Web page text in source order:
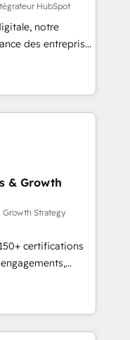
vos objectifs
comprenons
structuration de
HubSpot
notre
des entreprises
clients,
des revenus
à
des ETI
digitale et des
RevOps
commerciales et
API,
visiteurs en
SEA,
ABM, IA,
- 40
& Growth
Growth Strategy
certifications
into
onboarding to
in-house team
long-term